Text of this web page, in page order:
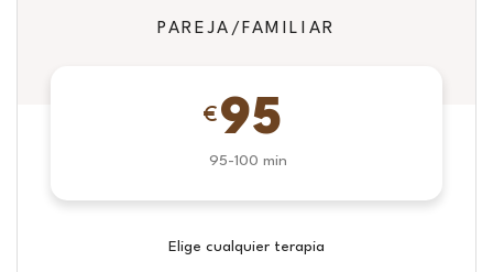
PAREJA/FAMILIAR
€ 95
95-100 min
Elige cualquier terapia